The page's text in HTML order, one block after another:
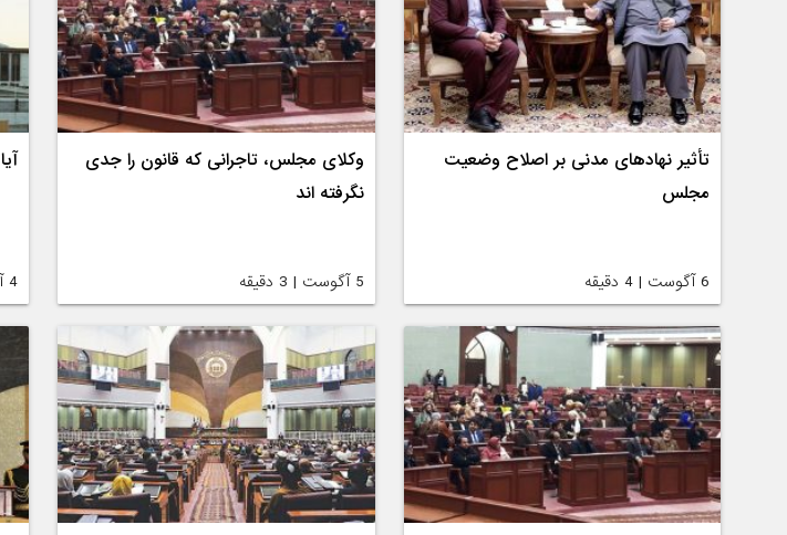
تأثیر نهادهای مدنی بر اصلاح وضعیت
مجلس
6 آگوست | 4 دقیقه
وکلای مجلس، تاجرانی که قانون‌ را جدی
نگرفته اند
5 آگوست | 3 دقیقه 4 آگوست | 3 دقیقه